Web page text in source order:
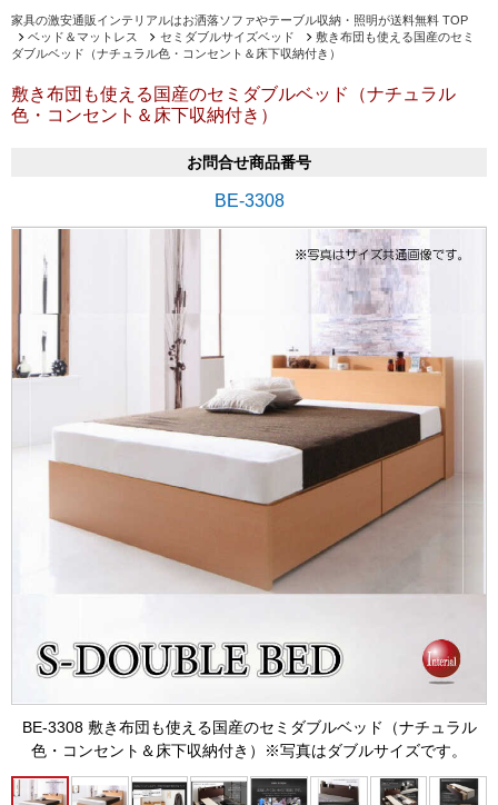
家具の激安通販インテリアルはお洒落ソファやテーブル収納・照明が送料無料 TOP
ベッド＆マットレス
セミダブルサイズベッド
敷き布団も使える国産のセミ
ダブルベッド（ナチュラル色・コンセント＆床下収納付き）
敷き布団も使える国産のセミダブルベッド（ナチュラル
色・コンセント＆床下収納付き）
お問合せ商品番号
BE-3308
BE-3308 敷き布団も使える国産のセミダブルベッド（ナチュラル
色・コンセント＆床下収納付き）※写真はダブルサイズです。